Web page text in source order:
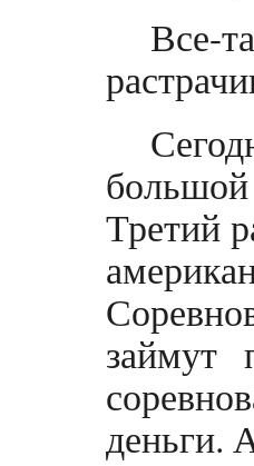
Все-
Третий
займут
деньги.